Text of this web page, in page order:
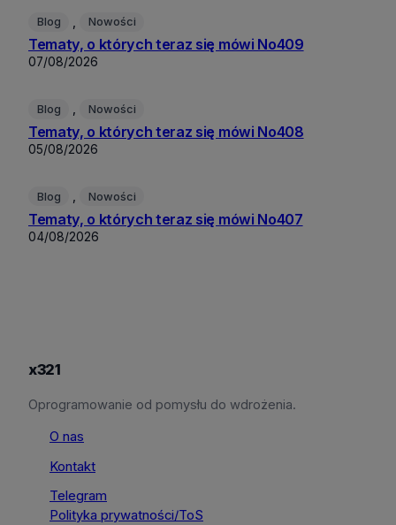
Blog Nowości
Tematy, o których teraz się mówi No409
07/08/2026
Blog Nowości
Tematy, o których teraz się mówi No408
05/08/2026
Blog Nowości
Tematy, o których teraz się mówi No407
04/08/2026
x321
Oprogramowanie od pomysłu do wdrożenia.
O nas
Kontakt
Telegram
Polityka prywatności/ToS